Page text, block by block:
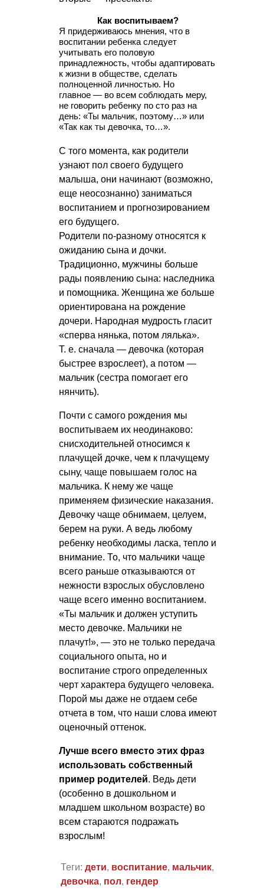
Как воспитываем?
Я придерживаюсь мнения, что в
воспитании ребенка следует
учитывать его половую
принадлежность, чтобы адаптировать
к жизни в обществе, сделать
полноценной личностью. Но
главное — во всем соблюдать меру,
не говорить ребенку по сто раз на
день: «Ты мальчик, поэтому…» или
«Так как ты девочка, то…».
С того момента, как родители
узнают пол своего будущего
малыша, они начинают (возможно,
еще неосознанно) заниматься
воспитанием и прогнозированием
его будущего.
Родители по-разному относятся к
ожиданию сына и дочки.
Традиционно, мужчины больше
рады появлению сына: наследника
и помощника. Женщина же больше
ориентирована на рождение
дочери. Народная мудрость гласит
«сперва нянька, потом лялька».
Т. е. сначала — девочка (которая
быстрее взрослеет), а потом —
мальчик (сестра помогает его
нянчить).
Почти с самого рождения мы
воспитываем их неодинаково:
снисходительней относимся к
плачущей дочке, чем к плачущему
сыну, чаще повышаем голос на
мальчика. К нему же чаще
применяем физические наказания.
Девочку чаще обнимаем, целуем,
берем на руки. А ведь любому
ребенку необходимы ласка, тепло и
внимание. То, что мальчики чаще
всего раньше отказываются от
нежности взрослых обусловлено
чаще всего именно воспитанием.
«Ты мальчик и должен уступить
место девочке. Мальчики не
плачут!», — это не только передача
социального опыта, но и
воспитание строго определенных
черт характера будущего человека.
Порой мы даже не отдаем себе
отчета в том, что наши слова имеют
оценочный оттенок.
Лучше всего вместо этих фраз
использовать собственный
пример родителей. Ведь дети
(особенно в дошкольном и
младшем школьном возрасте) во
всем стараются подражать
взрослым!
Теги: дети, воспитание, мальчик,
девочка, пол, гендер